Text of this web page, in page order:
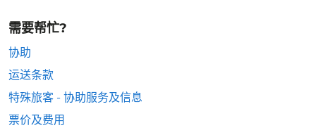
需要帮忙?
协助
运送条款
特殊旅客 - 协助服务及信息
票价及费用